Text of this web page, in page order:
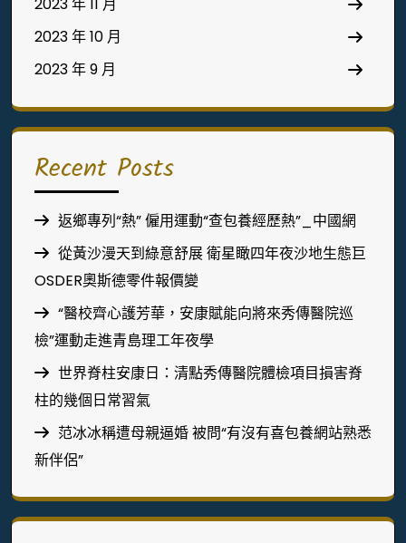
2023 年 10 月
2023 年 9 月
Recent Posts
返鄉專列“熱” 僱用運動“查包養經歷熱”_中國網
從黃沙漫天到綠意舒展 衛星瞰四年夜沙地生態巨
OSDER奧斯德零件報價變
“醫校齊心護芳華，安康賦能向將來秀傳醫院巡
檢”運動走進青島理工年夜學
世界脊柱安康日：清點秀傳醫院體檢項目損害脊
柱的幾個日常習氣
范冰冰稱遭母親逼婚 被問“有沒有喜包養網站熟悉
新伴侶”